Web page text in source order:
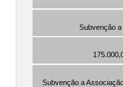
Subvenção a
Subvenção a